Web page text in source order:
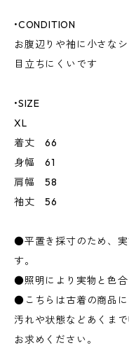
•CONDITION
お腹辺りや袖に小さな
目立ちにくいです
•SIZE
XL
着丈 66
身幅 61
肩幅 58
袖丈 56
●平置き採寸のため、
す。
●照明により実物と色合
●こちらは古着の商品に
汚れや状態などあくま
お求めください。